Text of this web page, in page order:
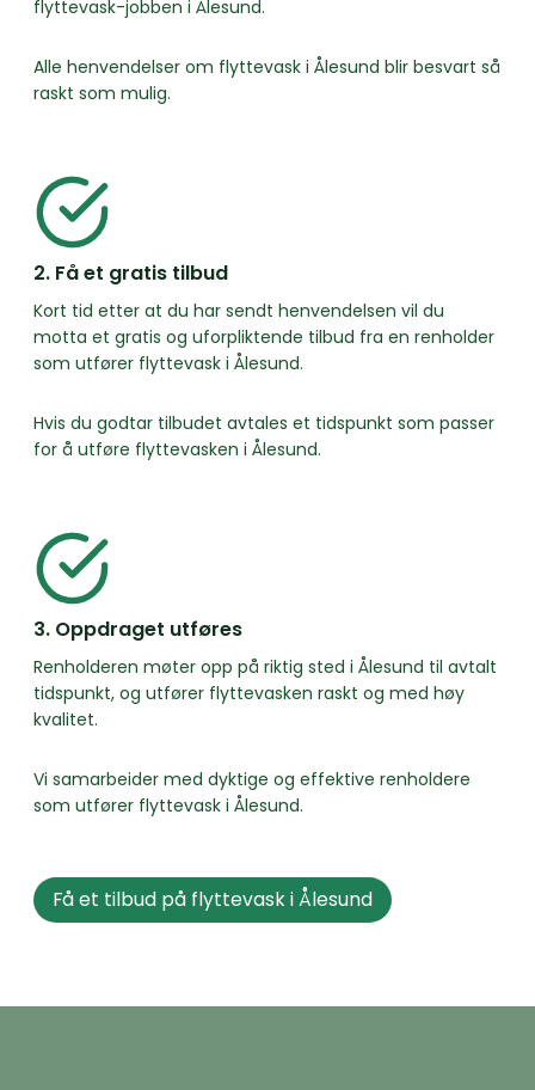
flyttevask-jobben i Ålesund.
Alle henvendelser om flyttevask i Ålesund blir besvart så
raskt som mulig.
2. Få et gratis tilbud
Kort tid etter at du har sendt henvendelsen vil du
motta et gratis og uforpliktende tilbud fra en renholder
som utfører flyttevask i Ålesund.
Hvis du godtar tilbudet avtales et tidspunkt som passer
for å utføre flyttevasken i Ålesund.
3. Oppdraget utføres
Renholderen møter opp på riktig sted i Ålesund til avtalt
tidspunkt, og utfører flyttevasken raskt og med høy
kvalitet.
Vi samarbeider med dyktige og effektive renholdere
som utfører flyttevask i Ålesund.
Få et tilbud på flyttevask i Ålesund